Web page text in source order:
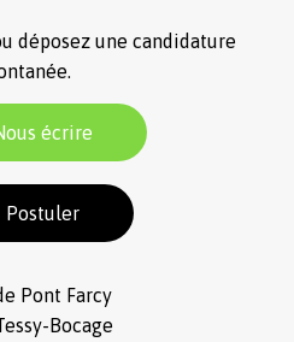
déposez une candidature
écrire
Postuler
Pont Farcy
Bocage